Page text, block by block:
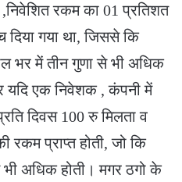
रकम का 01 प्रतिशत
दिया गया था, जिससे कि
भर में तीन गुणा से भी अधिक
यदि एक निवेशक , कंपनी में
दिवस 100 रु मिलता व
प्राप्त होती, जो कि
अधिक होती। मगर ठगो के